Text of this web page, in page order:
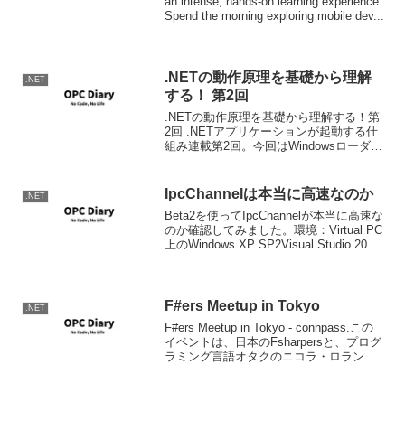
Spend the morning exploring mobile dev...
.NET
.NETの動作原理を基礎から理解
する！ 第2回
.NETの動作原理を基礎から理解する！第
2回 .NETアプリケーションが起動する仕
組み連載第2回。今回はWindowsローダー
分析してサイドバイサイドでCLRを選択
する...
.NET IpcChannelは本当に高速なのか
Beta2を使ってIpcChannelが本当に高速な
のか確認してみました。環境：Virtual PC
上のWindows XP SP2Visual Studio 2005
.NET F#ers Meetup in Tokyo
F#ers Meetup in Tokyo - connpass.この
イベントは、日本のFsharpersと、プログ
ラミング言語オタクのニコラ・ロラン氏